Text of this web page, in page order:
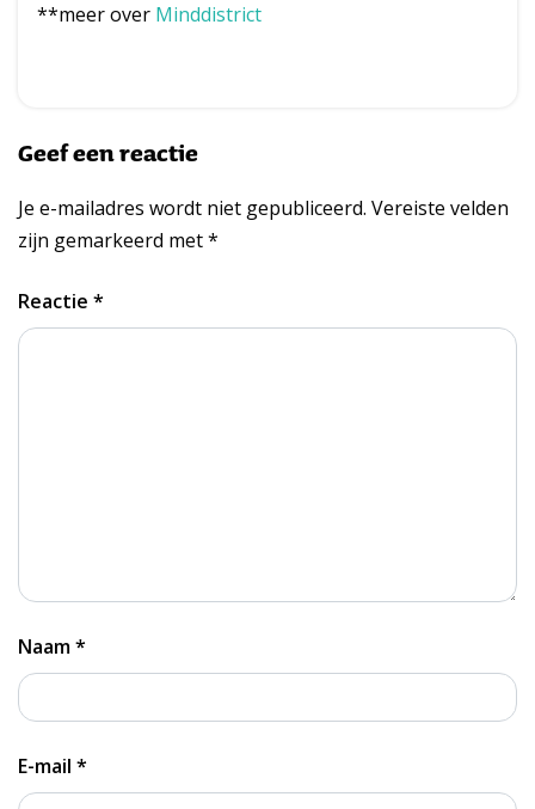
**meer over Minddistrict
Geef een reactie
Je e-mailadres wordt niet gepubliceerd. Vereiste velden
zijn gemarkeerd met*
Reactie *
Naam*
E-mail *